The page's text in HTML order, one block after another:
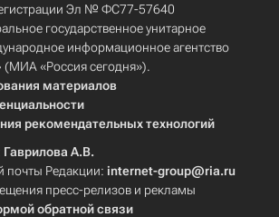
Эл № ФС77-57640
государственное унитарное
информационное агентство
(МИА «Россия сегодня»).
материалов
рекомендательных технологий
Гаврилова А.В.
почты Редакции: internet-group@ria.ru
пресс-релизов и рекламы
обратной связи